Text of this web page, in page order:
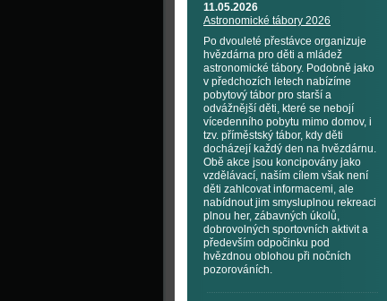
11.05.2026
Astronomické tábory 2026
Po dvouleté přestávce organizuje
hvězdárna pro děti a mládež
astronomické tábory. Podobně jako
v předchozích letech nabízíme
pobytový tábor pro starší a
odvážnější děti, které se nebojí
vícedenního pobytu mimo domov, i
tzv. příměstský tábor, kdy děti
docházejí každý den na hvězdárnu.
Obě akce jsou koncipovány jako
vzdělávací, naším cílem však není
děti zahlcovat informacemi, ale
nabídnout jim smysluplnou rekreaci
plnou her, zábavných úkolů,
dobrovolných sportovních aktivit a
především odpočinku pod
hvězdnou oblohou při nočních
pozorováních.